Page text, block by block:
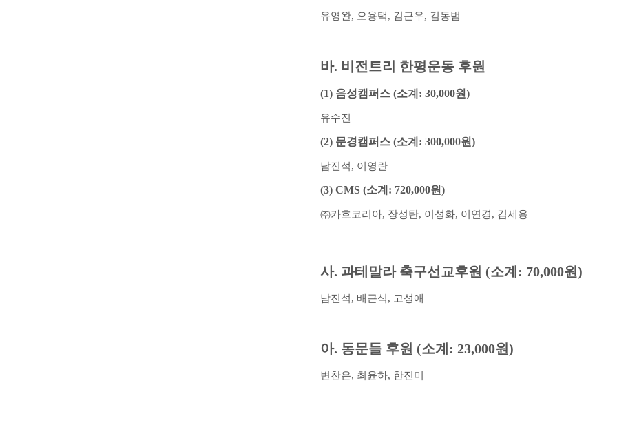
유영완, 오용택, 김근우, 김동범
바. 비전트리 한평운동 후원
(1) 음성캠퍼스 (소계 : 30,000원)
유수진
(2) 문경캠퍼스 (소계 : 300,000원)
남진석, 이영란
(3) CMS (소계 : 720,000원)
㈜카호코리아, 장성탄, 이성화, 이연경, 김세용
사. 과테말라 축구선교후원 (소계 : 70,000원)
남진석, 배근식, 고성애
아. 동문들 후원 (소계 : 23,000원)
변찬은, 최윤하, 한진미